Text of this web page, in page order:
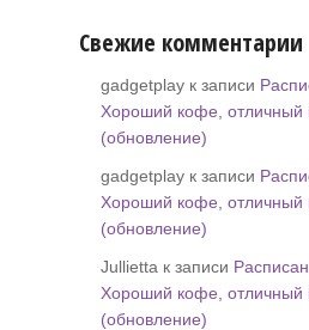
Свежие комментарии
gadgetplay к записи
Хороший кофе, отличный
(обновление)
gadgetplay к записи
Хороший кофе, отличный
(обновление)
Jullietta к записи
Хороший кофе, отличный
(обновление)